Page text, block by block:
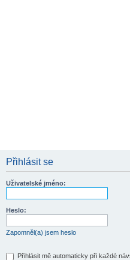
Přihlásit se
Uživatelské jméno:
Heslo:
Zapomněl(a) jsem heslo
Přihlásit mě automaticky při každé